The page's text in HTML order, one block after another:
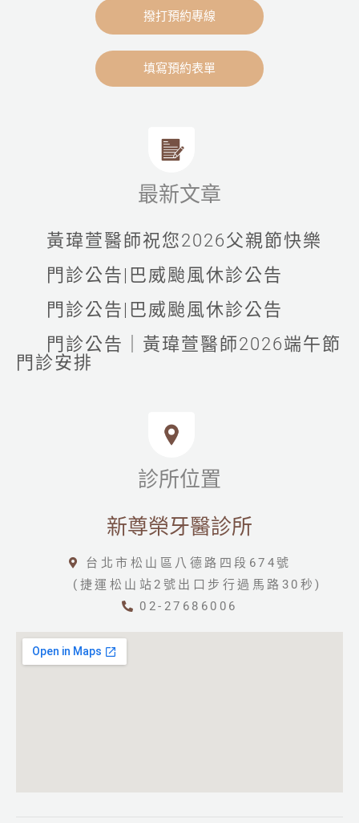
撥打預約專線
填寫預約表單
最新文章
黃瑋萱醫師祝您2026父親節快樂
門診公告|巴威颱風休診公告
門診公告|巴威颱風休診公告
門診公告｜黃瑋萱醫師2026端午節
門診安排
診所位置
新尊榮牙醫診所
台北市松山區八德路四段674號
(捷運松山站2號出口步行過馬路30秒)
02-27686006